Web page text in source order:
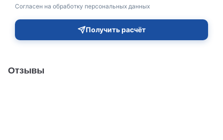
Согласен на обработку персональных данных
Получить расчёт
Отзывы